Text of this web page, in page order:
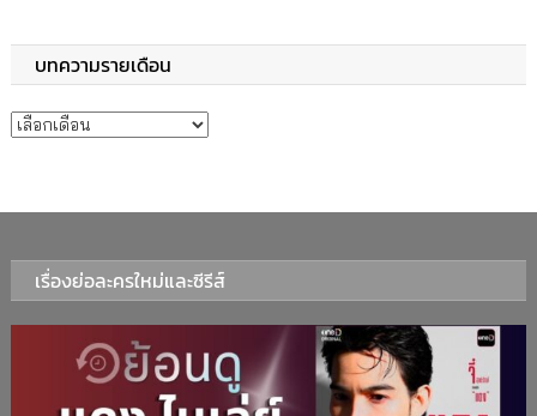
บทความรายเดือน
บทความรายเดือน
เรื่องย่อละครใหม่และซีรีส์